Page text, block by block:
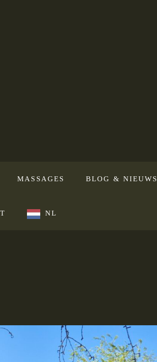
MASSAGES BLOG & NIEUWS
NL